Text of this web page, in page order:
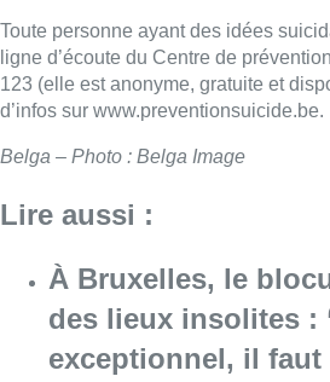
Toute personne ayant des idées
ligne d’écoute du Centre de
123 (elle est anonyme, gratuite et
d’infos sur www.preventionsuicide.be.
Belga – Photo : Belga Image
Lire aussi :
À Bruxelles, le
des lieux insolites :
exceptionnel, il faut